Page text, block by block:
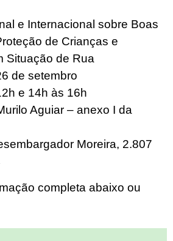
e Internacional sobre Boas
de Crianças e
Situação de Rua
de setembro
e 14h às 16h
Aguiar – anexo I da
Moreira, 2.807
completa abaixo ou